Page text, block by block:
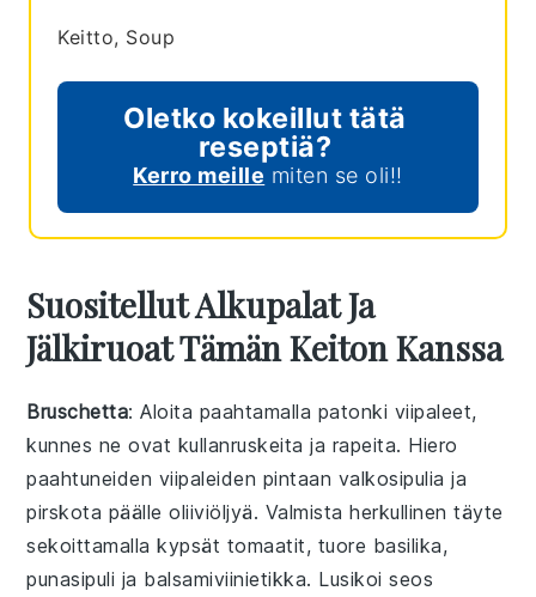
Keitto, Soup
Oletko kokeillut tätä
reseptiä?
Kerro meille miten se oli!!
Suositellut Alkupalat Ja
Jälkiruoat Tämän Keiton Kanssa
Bruschetta: Aloita paahtamalla patonki viipaleet,
kunnes ne ovat kullanruskeita ja rapeita. Hiero
paahtuneiden viipaleiden pintaan valkosipulia ja
pirskota päälleoliiviöljyä. Valmista herkullinen täyte
sekoittamallakypsät tomaatit, tuore basilika,
punasipuli ja balsamiviinietikka. Lusikoi seos